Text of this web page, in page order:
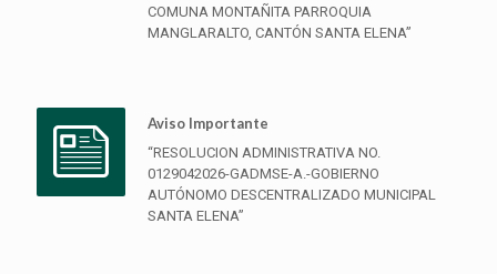
COMUNA MONTAÑITA PARROQUIA
MANGLARALTO, CANTÓN SANTA ELENA”
Aviso Importante
“RESOLUCION ADMINISTRATIVA NO.
0129042026-GADMSE-A.-GOBIERNO
AUTÓNOMO DESCENTRALIZADO MUNICIPAL
SANTA ELENA”